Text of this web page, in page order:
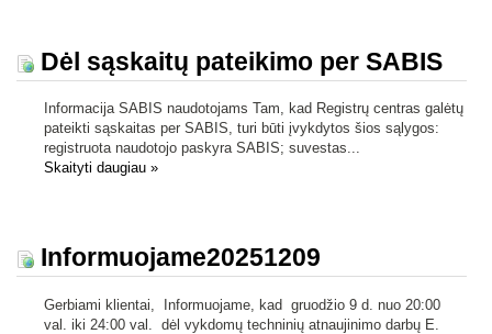
Dėl sąskaitų pateikimo per SABIS
Informacija SABIS naudotojams Tam, kad Registrų centras galėtų
pateikti sąskaitas per SABIS, turi būti įvykdytos šios sąlygos:
registruota naudotojo paskyra SABIS; suvestas...
Skaityti daugiau »
Informuojame20251209
Gerbiami klientai, Informuojame, kad gruodžio 9 d. nuo 20:00
val. iki 24:00 val. dėl vykdomų techninių atnaujinimo darbų E.